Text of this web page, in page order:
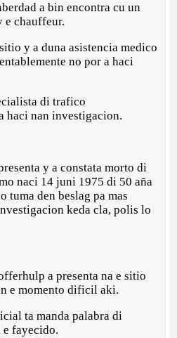
a bin encontra cu un
e chauffeur.
y a duna asistencia medico
no por a haci
di trafico
haci nan investigacion.
y a constata morto di
naci 14 juni 1975 di 50 aña
tuma den beslag pa mas
keda cla, polis lo
a presenta na e sitio
e momento dificil aki.
ta manda palabra di
fayecido.